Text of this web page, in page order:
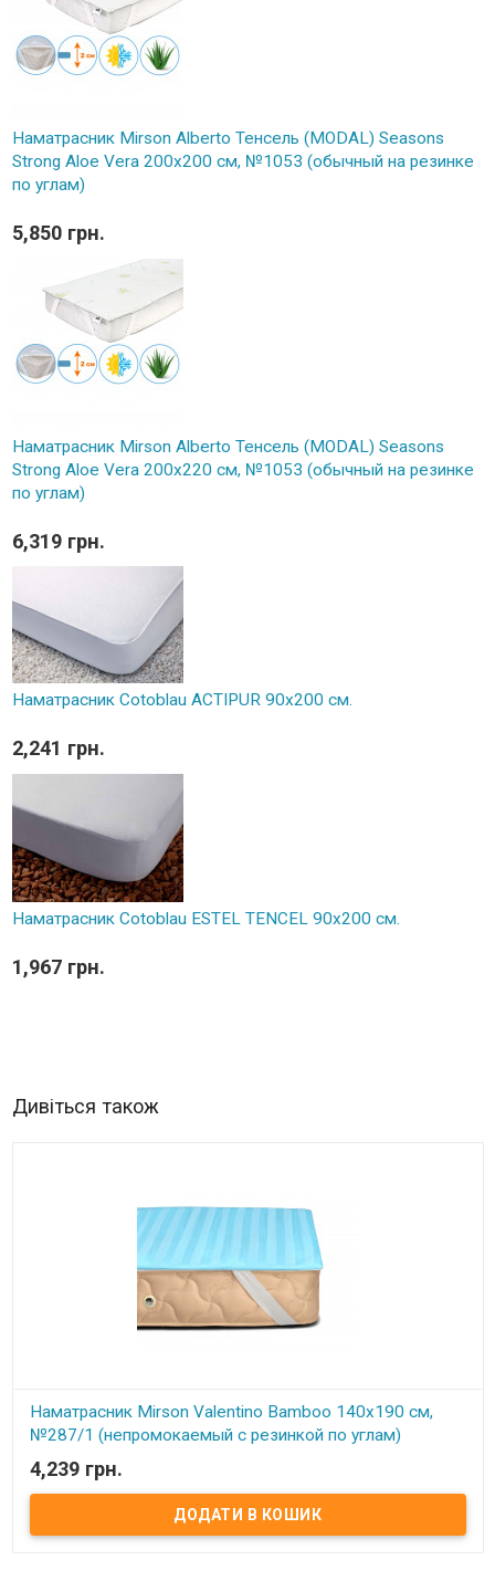
Наматрасник Mirson Alberto Тенсель (MODAL) Seasons
Strong Aloe Vera 200x200 см, №1053 (обычный на резинке
по углам)
5,850 грн.
Наматрасник Mirson Alberto Тенсель (MODAL) Seasons
Strong Aloe Vera 200x220 см, №1053 (обычный на резинке
по углам)
6,319 грн.
Наматрасник Cotoblau ACTIPUR 90х200 см.
2,241 грн.
Наматрасник Cotoblau ESTEL TENCEL 90х200 см.
1,967 грн.
Дивіться також
Наматрасник Mirson Valentino Bamboo 140x190 см,
№287/1 (непромокаемый с резинкой по углам)
В наявності
Наматрасник Mirson Valentino Bamboo 140x190 см, №287/1
(непромокаемый с резинкой по углам) Размер: 140x190 см.
Чехол: Итальянский Сатин Жаккард, 100% хлопок + Микросатин.
4,239 грн.